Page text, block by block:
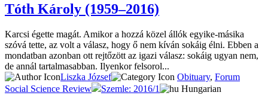
Tóth Károly (1959–2016)
Karcsi égette magát. Amikor a hozzá közel állók egyike-másika
szóvá tette, az volt a válasz, hogy ő nem kíván sokáig élni. Ebben a
mondatban azonban ott rejtőzött az igazi válasz: sokáig ugyan nem,
de annál tartalmasabban. Ilyenkor felsorol...
Liszka József
Obituary, Forum
Social Science Review
Szemle: 2016/1 Hungarian